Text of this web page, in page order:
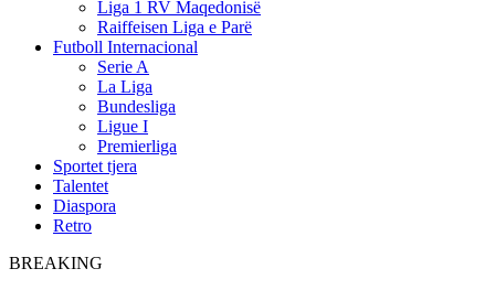
Liga 1 RV Maqedonisë
Raiffeisen Liga e Parë
Futboll Internacional
Serie A
La Liga
Bundesliga
Ligue I
Premierliga
Sportet tjera
Talentet
Diaspora
Retro
BREAKING